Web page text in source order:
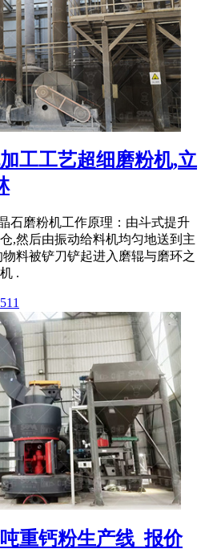
工工艺超细磨粉机,立
石磨粉机工作原理：由斗式提升
,然后由振动给料机均匀地送到主
料被铲刀铲起进入磨辊与磨环之
.
重钙粉生产线_报价